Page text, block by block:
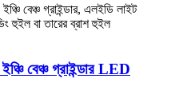
বেঞ্চ গ্রাইন্ডার LED